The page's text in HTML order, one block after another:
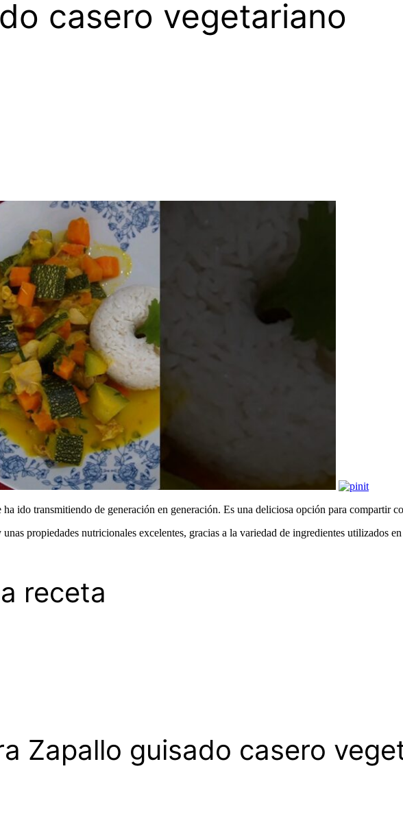
casero vegetariano
ido transmitiendo de generación en generación. Es una deliciosa opción para compartir
propiedades nutricionales excelentes, gracias a la variedad de ingredientes utilizados
receta
Zapallo guisado casero